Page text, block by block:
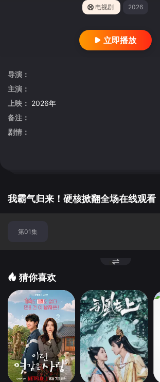
电视剧 2026
立即播放
导演：
主演：
上映： 2026年
备注：
剧情：
我霸气归来！硬核掀翻全场在线观看
第01集
猜你喜欢